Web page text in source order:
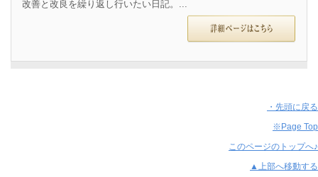
改善と改良を繰り返し行いたい日記。...
・先頭に戻る
※Page Top
このページのトップへ♪
▲上部へ移動する